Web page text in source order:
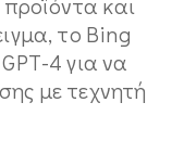
το Bing
4 για να
με τεχνητή